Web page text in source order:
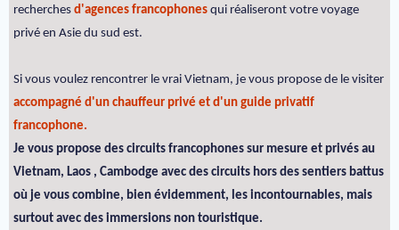
recherches d'agences francophones qui réaliseront votre voyage
privé en Asie du sud est.
Si vous voulez rencontrer le vrai Vietnam, je vous propose de le visiter
accompagné d'un chauffeur privé et d'un guide privatif
francophone.
Je vous propose des circuits francophones sur mesure et privés au
Vietnam, Laos , Cambodge avec des circuits hors des sentiers battus
où je vous combine, bien évidemment, les incontournables, mais
surtout avec des immersions non touristique.